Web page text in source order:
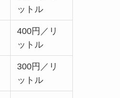
ットル
400円／リ
ットル
300円／リ
ットル